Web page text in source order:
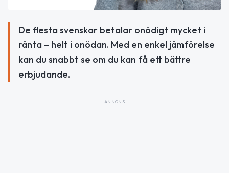
De flesta svenskar betalar onödigt mycket i
ränta – helt i onödan. Med en enkel jämförelse
kan du snabbt se om du kan få ett bättre
erbjudande.
ANNONS